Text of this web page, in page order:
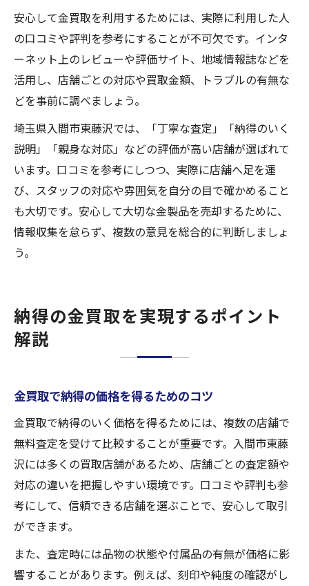
安心して金買取を利用するためには、実際に利用した人
の口コミや評判を参考にすることが不可欠です。インタ
ーネット上のレビューや評価サイト、地域情報誌などを
活用し、店舗ごとの対応や買取金額、トラブルの有無な
どを事前に調べましょう。
埼玉県入間市東藤沢では、「丁寧な査定」「納得のいく
説明」「親身な対応」などの評価が高い店舗が選ばれて
います。口コミを参考にしつつ、実際に店舗へ足を運
び、スタッフの対応や雰囲気を自分の目で確かめること
も大切です。安心して大切な金製品を売却するために、
情報収集を怠らず、複数の意見を総合的に判断しましょ
う。
納得の金買取を実現するポイント
解説
金買取で納得の価格を得るためのコツ
金買取で納得のいく価格を得るためには、複数の店舗で
無料査定を受けて比較することが重要です。入間市東藤
沢には多くの買取店舗があるため、店舗ごとの査定額や
対応の違いを把握しやすい環境です。口コミや評判も参
考にして、信頼できる店舗を選ぶことで、安心して取引
ができます。
また、査定時には品物の状態や付属品の有無が価格に影
響することがあります。例えば、刻印や純度の確認がし